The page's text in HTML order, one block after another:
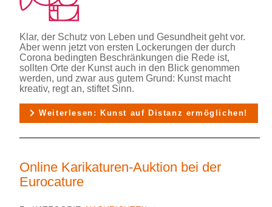
Klar, der Schutz von Leben und Gesundheit geht vor.
Aber wenn jetzt von ersten Lockerungen der durch
Corona bedingten Beschränkungen die Rede ist,
sollten Orte der Kunst auch in den Blick genommen
werden, und zwar aus gutem Grund: Kunst macht
kreativ, regt an, stiftet Sinn.
Weiterlesen: Kunst auf Distanz ermöglichen!
Online Karikaturen-Auktion bei der
Eurocature